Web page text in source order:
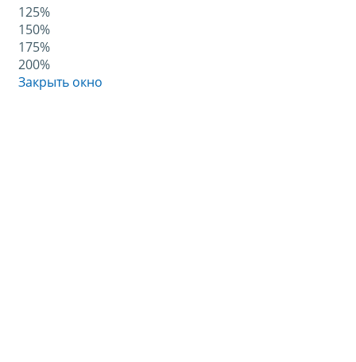
125%
150%
175%
200%
Закрыть окно